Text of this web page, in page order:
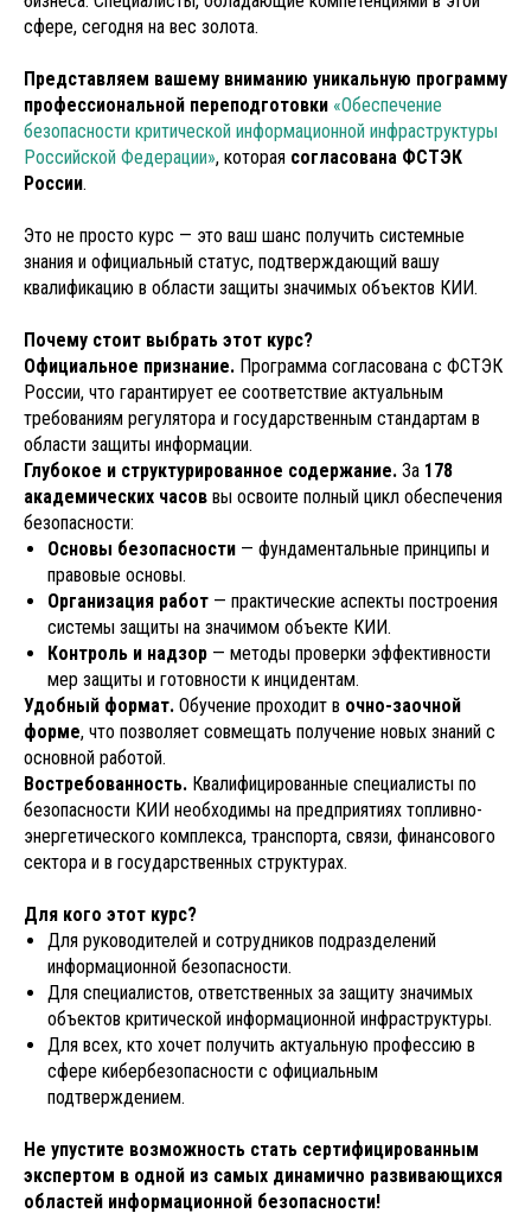
сфере, сегодня на вес золота.
Представляем вашему вниманию уникальную программу
профессиональной переподготовки «Обеспечение
безопасности критической информационной инфраструктуры
Российской Федерации», которая согласована ФСТЭК
России.
Это не просто курс — это ваш шанс получить системные
знания и официальный статус, подтверждающий вашу
квалификацию в области защиты значимых объектов КИИ.
Почему стоит выбрать этот курс?
Официальное признание. Программа согласована с ФСТЭК
России, что гарантирует ее соответствие актуальным
требованиям регулятора и государственным стандартам в
области защиты информации.
Глубокое и структурированное содержание. За 178
академических часов вы освоите полный цикл обеспечения
безопасности:
Основы безопасности — фундаментальные принципы и
правовые основы.
Организация работ — практические аспекты построения
системы защиты на значимом объекте КИИ.
Контроль и надзор — методы проверки эффективности
мер защиты и готовности к инцидентам.
Удобный формат. Обучение проходит в очно-заочной
форме, что позволяет совмещать получение новых знаний с
основной работой.
Востребованность. Квалифицированные специалисты по
безопасности КИИ необходимы на предприятиях топливно-
энергетического комплекса, транспорта, связи, финансового
сектора и в государственных структурах.
Для кого этот курс?
Для руководителей и сотрудников подразделений
информационной безопасности.
Для специалистов, ответственных за защиту значимых
объектов критической информационной инфраструктуры.
Для всех, кто хочет получить актуальную профессию в
сфере кибербезопасности с официальным
подтверждением.
Не упустите возможность стать сертифицированным
экспертом в одной из самых динамично развивающихся
областей информационной безопасности!